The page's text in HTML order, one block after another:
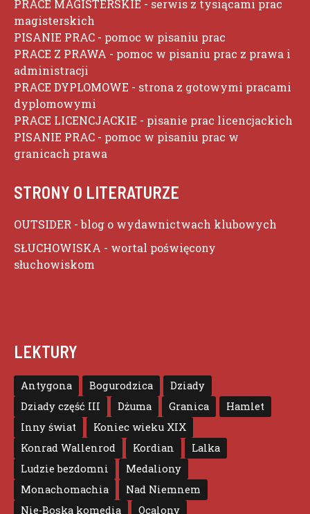
PRACE MAGISTERSKIE - serwis z tysiącami prac
magisterskich
PISANIE PRAC - pomoc w pisaniu prac
PRACE Z PRAWA - pomoc w pisaniu prac z prawa i
administracji
PRACE DYPLOMOWE - strona z gotowymi pracami
dyplomowymi
PRACE LICENCJACKIE - pisanie prac licencjackich
PISANIE PRAC - pomoc w pisaniu prac w
granicach prawa
STRONY O LITERATURZE
OUTSIDER - blog o wydawnictwach klubowych
SŁUCHOWISKA - wortal poświęcony
słuchowiskom
LEKTURY
Antygona Bogurodzica
Dziady
Dziady część III
Dżuma Granica
Hamlet
Inny świat
Koniec wieku XIX
Konrad Wallenrod
Kordian
Lalka
Ludzie bezdomni
Medaliony
Monachomachia
Nad Niemnem
Nie-Boska komedia
Ocalony